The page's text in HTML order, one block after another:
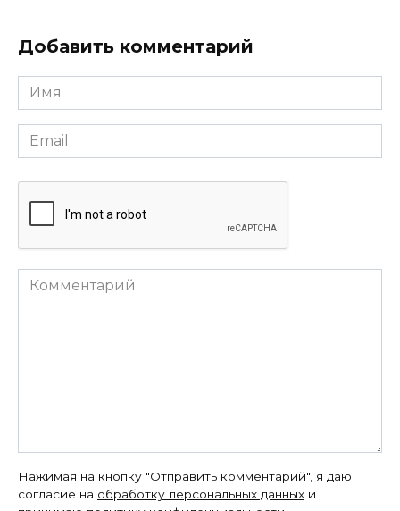
Добавить комментарий
Имя
*
Email
*
Комментарий
Нажимая на кнопку "Отправить комментарий", я даю
согласие на обработку персональных данных и